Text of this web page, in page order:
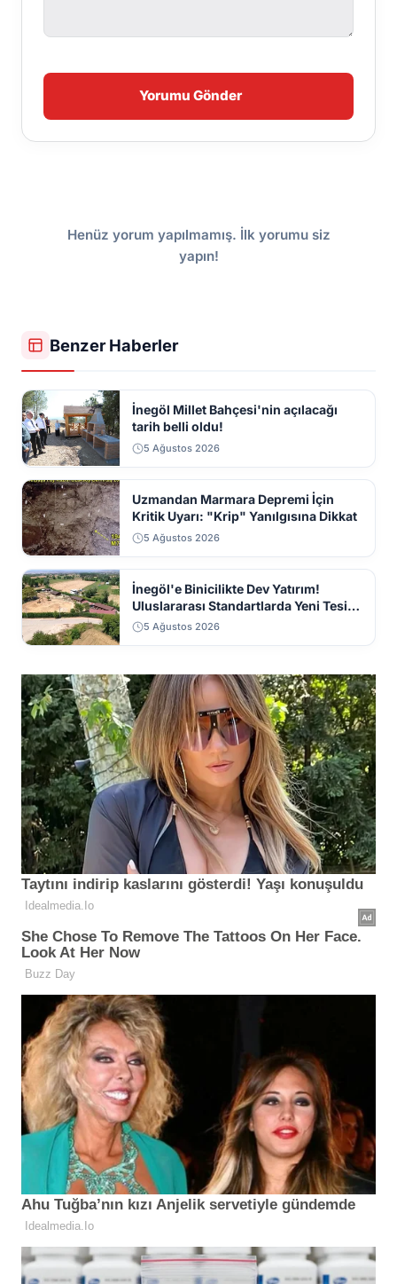
Yorumu Gönder
Henüz yorum yapılmamış. İlk yorumu siz
yapın!
Benzer Haberler
İnegöl Millet Bahçesi'nin açılacağı
tarih belli oldu!
5 Ağustos 2026
Uzmandan Marmara Depremi İçin
Kritik Uyarı: "Krip" Yanılgısına Dikkat
5 Ağustos 2026
İnegöl'e Binicilikte Dev Yatırım!
Uluslararası Standartlarda Yeni Tesis
Geliyor
5 Ağustos 2026